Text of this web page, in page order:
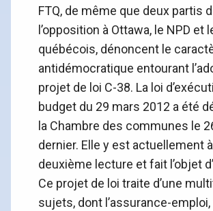
FTQ, de même que deux partis
l’opposition à Ottawa, le NPD et
québécois, dénoncent le
antidémocratique entourant
projet de loi C-38. La loi
budget du 29 mars 2012 a été
la Chambre des communes le
dernier. Elle y est actuellement à
deuxième lecture et fait l’objet
Ce projet de loi traite d’une
sujets, dont l’assurance-